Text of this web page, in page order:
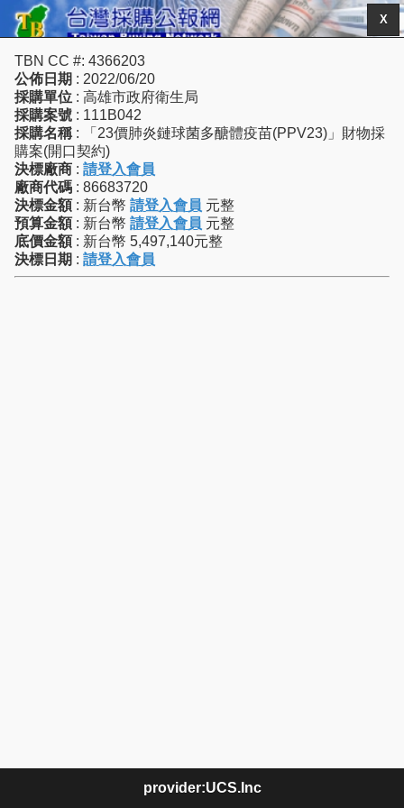
X
TBN CC #: 4366203
公佈日期 : 2022/06/20
採購單位 : 高雄市政府衛生局
採購案號 : 111B042
採購名稱 : 「23價肺炎鏈球菌多醣體疫苗(PPV23)」財物採
購案(開口契約)
決標廠商 : 請登入會員
廠商代碼 : 86683720
決標金額 : 新台幣 請登入會員 元整
預算金額 : 新台幣 請登入會員 元整
底價金額 : 新台幣 5,497,140元整
決標日期 : 請登入會員
provider:UCS.Inc